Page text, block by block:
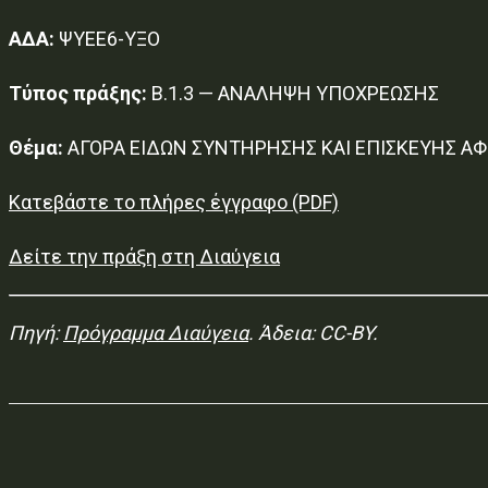
ΑΔΑ: ΨΥΕΕ6-ΥΞΟ
Τύπος πράξης: Β.1.3 — ΑΝΑΛΗΨΗ ΥΠΟΧΡΕΩΣΗΣ
Θέμα: ΑΓΟΡΑ ΕΙΔΩΝ ΣΥΝΤΗΡΗΣΗΣ ΚΑΙ ΕΠΙΣΚΕΥΗΣ
Κατεβάστε το πλήρες έγγραφο (PDF)
Δείτε την πράξη στη Διαύγεια
Πηγή:Πρόγραμμα Διαύγεια. Άδεια: CC-BY.